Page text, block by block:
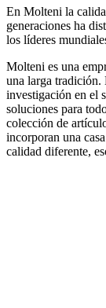
En Molteni la
generaciones ha
los líderes
Molteni es una
una larga tradición.
investigación en el
soluciones para
colección de
incorporan una
calidad diferente,